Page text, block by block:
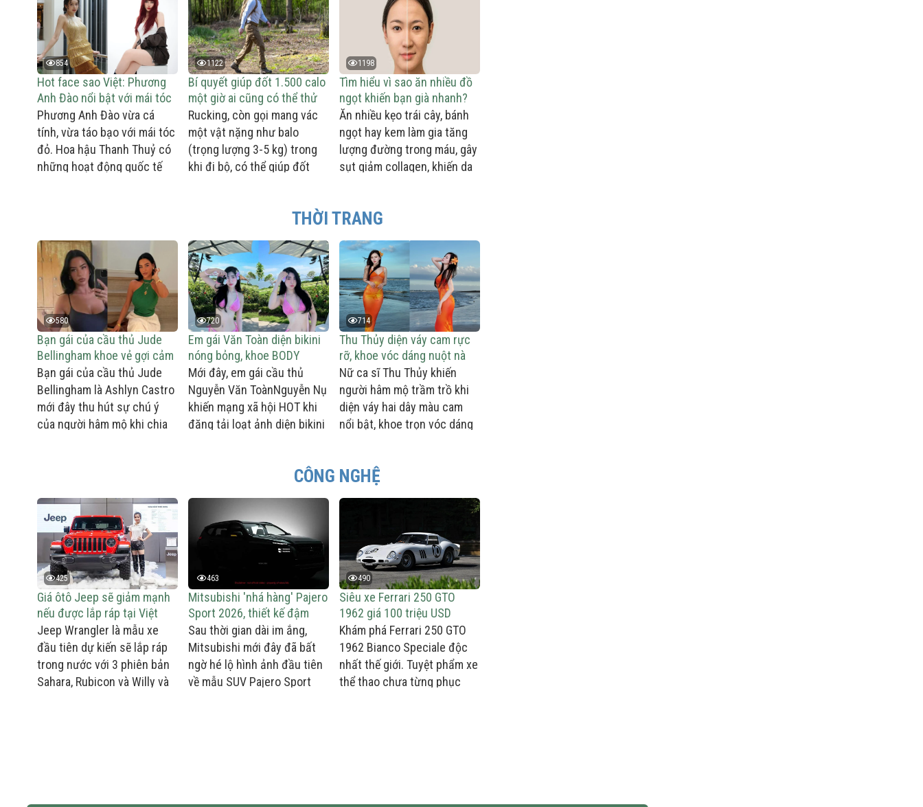
854
Hot face sao Việt: Phương
Anh Đào nổi bật với mái tóc
đỏ
Phương Anh Đào vừa cá
tính, vừa táo bạo với mái tóc
đỏ. Hoa hậu Thanh Thuỷ có
những hoạt động quốc tế
1122
Bí quyết giúp đốt 1.500 calo
một giờ ai cũng có thể thử
Rucking, còn gọi mang vác
một vật nặng như balo
(trọng lượng 3-5 kg) trong
khi đi bộ, có thể giúp đốt
1198
Tìm hiểu vì sao ăn nhiều đồ
ngọt khiến bạn già nhanh?
Ăn nhiều kẹo trái cây, bánh
ngọt hay kem làm gia tăng
lượng đường trong máu, gây
sụt giảm collagen, khiến da
THỜI TRANG
580
Bạn gái của cầu thủ Jude
Bellingham khoe vẻ gợi cảm
với bộ váy hở vai
Bạn gái của cầu thủ Jude
Bellingham là Ashlyn Castro
mới đây thu hút sự chú ý
của người hâm mộ khi chia
720
Em gái Văn Toàn diện bikini
nóng bỏng, khoe BODY
visual cực phẩm
Mới đây, em gái cầu thủ
Nguyễn Văn ToànNguyễn Nụ
khiến mạng xã hội HOT khi
đăng tải loạt ảnh diện bikini
714
Thu Thủy diện váy cam rực
rỡ, khoe vóc dáng nuột nà
bên biển
Nữ ca sĩ Thu Thủy khiến
người hâm mộ trầm trồ khi
diện váy hai dây màu cam
nổi bật, khoe trọn vóc dáng
CÔNG NGHỆ
425
Giá ôtô Jeep sẽ giảm mạnh
nếu được lắp ráp tại Việt
Nam
Jeep Wrangler là mẫu xe
đầu tiên dự kiến sẽ lắp ráp
trong nước với 3 phiên bản
Sahara, Rubicon và Willy và
463
Mitsubishi 'nhá hàng' Pajero
Sport 2026, thiết kế đậm
chất Xforce
Sau thời gian dài im ắng,
Mitsubishi mới đây đã bất
ngờ hé lộ hình ảnh đầu tiên
về mẫu SUV Pajero Sport
490
Siêu xe Ferrari 250 GTO
1962 giá 100 triệu USD
Khám phá Ferrari 250 GTO
1962 Bianco Speciale độc
nhất thế giới. Tuyệt phẩm xe
thể thao chưa từng phục